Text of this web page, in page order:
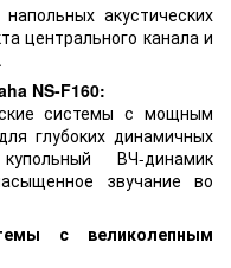
акустических
центрального канала и
NS-F160:
системы с мощным
глубоких динамичных
ВЧ-динамик
звучание во
с великолепным